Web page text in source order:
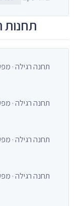
תחנות
תחנה רגילה · מפעילי אוטובוסים
תחנה רגילה · מפעילי אוטובוסים
תחנה רגילה · מפעילי אוטובוסים
תחנה רגילה · מפעילי אוטובוסים